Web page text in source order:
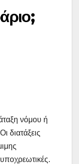
νόμου ή
διατάξεις